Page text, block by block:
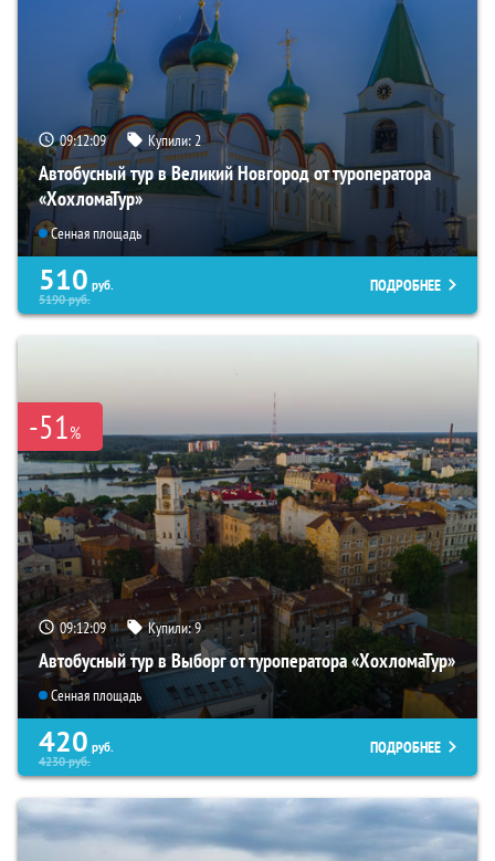
09:12:08 Купили:2
Автобусный тур в Великий Новгород от туроператора
«ХохломаТур»
Сенная площадь
510 руб.
5190руб.
ПОДРОБНЕЕ
-51%
09:12:08 Купили:9
Автобусный тур в Выборг от туроператора «ХохломаТур»
Сенная площадь
420 руб.
4230руб.
ПОДРОБНЕЕ